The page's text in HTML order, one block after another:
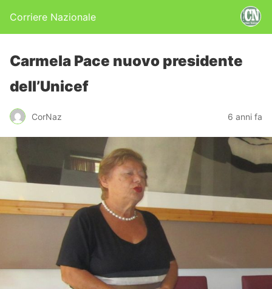
Corriere Nazionale
Carmela Pace nuovo presidente
dell’Unicef
CorNaz 6 anni fa